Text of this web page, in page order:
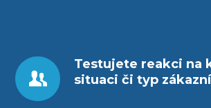
Testujete reakci na
situaci či typ